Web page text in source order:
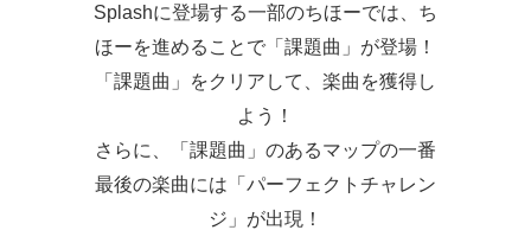
Splashに登場する一部のちほーでは、ち
ほーを進めることで 「課題曲」 が登場！
「課題曲」をクリアして、楽曲を獲得し
よう！
さらに、「課題曲」のあるマップの一番
最後の楽曲には 「パーフェクトチャレン
ジ」 が出現！